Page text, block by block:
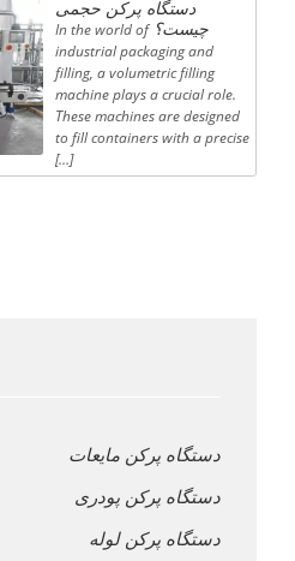
دستگاه پرکن حجمی
چیست؟ In the world of
industrial packaging and
filling, a volumetric filling
machine plays a crucial role.
These machines are designed
to fill containers with a precise
[…]
دستگاه پرکن مایعات
دستگاه پرکن پودری
دستگاه پرکن لوله